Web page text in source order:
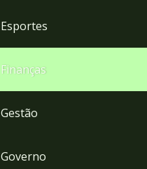
Esportes
Finanças
Gestão
Governo